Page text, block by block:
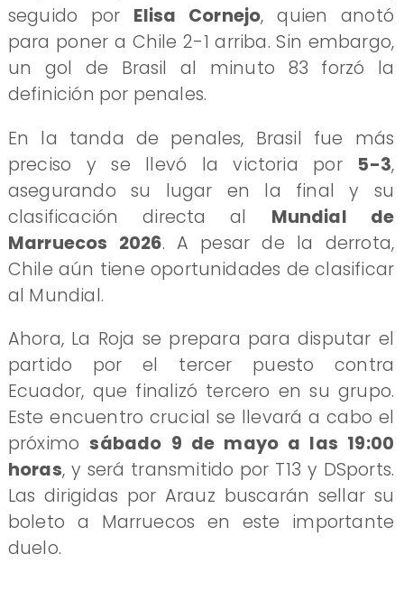
seguido por Elisa Cornejo, quien anotó
para poner a Chile 2-1 arriba. Sin embargo,
un gol de Brasil al minuto 83 forzó la
definición por penales.
En la tanda de penales, Brasil fue más
preciso y se llevó la victoria por 5-3,
asegurando su lugar en la final y su
clasificación directa al Mundial de
Marruecos 2026. A pesar de la derrota,
Chile aún tiene oportunidades de clasificar
al Mundial.
Ahora, La Roja se prepara para disputar el
partido por el tercer puesto contra
Ecuador, que finalizó tercero en su grupo.
Este encuentro crucial se llevará a cabo el
próximosábado 9 de mayo a las 19:00
horas, y será transmitido por T13 y DSports.
Las dirigidas por Arauz buscarán sellar su
boleto a Marruecos en este importante
duelo.